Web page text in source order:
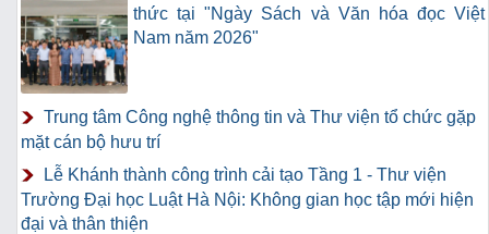
thức tại "Ngày Sách và Văn hóa đọc Việt
Nam năm 2026"
Trung tâm Công nghệ thông tin và Thư viện tổ chức gặp
mặt cán bộ hưu trí
Lễ Khánh thành công trình cải tạo Tầng 1 - Thư viện
Trường Đại học Luật Hà Nội: Không gian học tập mới hiện
đại và thân thiện